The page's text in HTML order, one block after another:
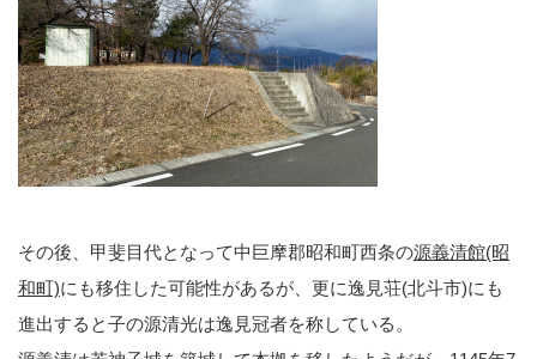
その後、甲斐目代となって中巨摩郡昭和町西条の源義清館(昭
和町)にも移住した可能性があるが、更に逸見荘(北斗市)にも
進出すると子の源清光は逸見冠者を称している。